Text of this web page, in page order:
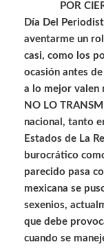
POR CIERTO
Día Del
aventarme un
casi, como los
ocasión antes
a lo mejor valen
NO LO
nacional, tanto
Estados de La
burocrático
parecido pasa
mexicana se
sexenios,
que debe
cuando se